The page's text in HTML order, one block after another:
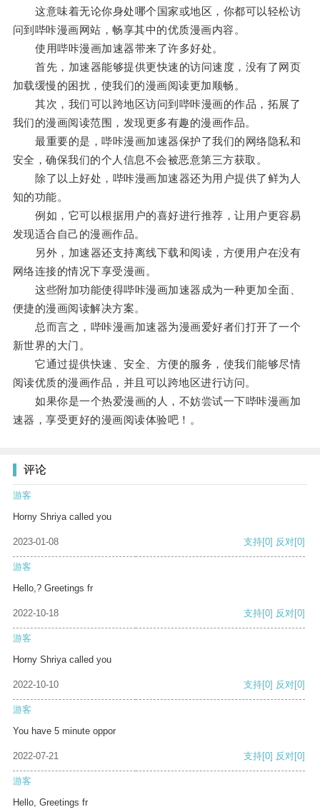
这意味着无论你身处哪个国家或地区，你都可以轻松访
问到哔咔漫画网站，畅享其中的优质漫画内容。
使用哔咔漫画加速器带来了许多好处。
首先，加速器能够提供更快速的访问速度，没有了网页
加载缓慢的困扰，使我们的漫画阅读更加顺畅。
其次，我们可以跨地区访问到哔咔漫画的作品，拓展了
我们的漫画阅读范围，发现更多有趣的漫画作品。
最重要的是，哔咔漫画加速器保护了我们的网络隐私和
安全，确保我们的个人信息不会被恶意第三方获取。
除了以上好处，哔咔漫画加速器还为用户提供了鲜为人
知的功能。
例如，它可以根据用户的喜好进行推荐，让用户更容易
发现适合自己的漫画作品。
另外，加速器还支持离线下载和阅读，方便用户在没有
网络连接的情况下享受漫画。
这些附加功能使得哔咔漫画加速器成为一种更加全面、
便捷的漫画阅读解决方案。
总而言之，哔咔漫画加速器为漫画爱好者们打开了一个
新世界的大门。
它通过提供快速、安全、方便的服务，使我们能够尽情
阅读优质的漫画作品，并且可以跨地区进行访问。
如果你是一个热爱漫画的人，不妨尝试一下哔咔漫画加
速器，享受更好的漫画阅读体验吧！。
评论
游客
Horny Shriya called you
2023-01-08 支持[0] 反对[0]
游客
Hello,? Greetings fr
2022-10-18 支持[0] 反对[0]
游客
Horny Shriya called you
2022-10-10 支持[0] 反对[0]
游客
You have 5 minute oppor
2022-07-21 支持[0] 反对[0]
游客
Hello, Greetings fr